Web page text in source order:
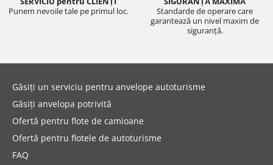
Punem nevoile tale pe primul loc.
Standarde de operare care
garantează un nivel maxim de
siguranță.
Găsiți un serviciu pentru anvelope autoturisme
Găsiți anvelopa potrivită
Ofertă pentru flote de camioane
Ofertă pentru flotele de autoturisme
FAQ